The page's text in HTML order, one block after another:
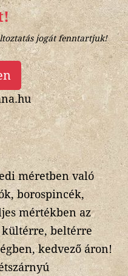
jogát fenntartjuk!
méretben való
borospincék,
mértékben az
beltérre
kedvező áron!